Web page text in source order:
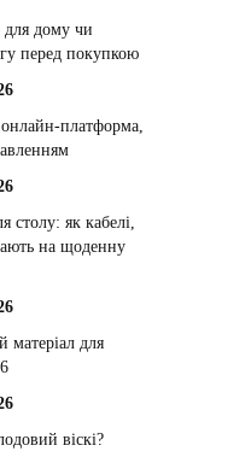
для дому чи
перед покупкою
платформа,
столу: як кабелі,
на щоденну
матеріал для
віскі?